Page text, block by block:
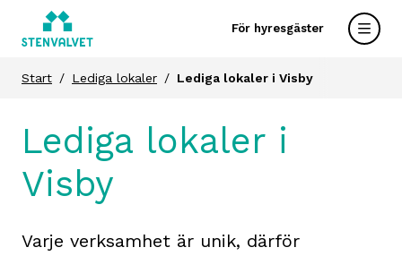
För hyresgäster
Start Lediga lokaler Lediga lokaler i Visby
Lediga lokaler i
Visby
Varje verksamhet är unik, därför